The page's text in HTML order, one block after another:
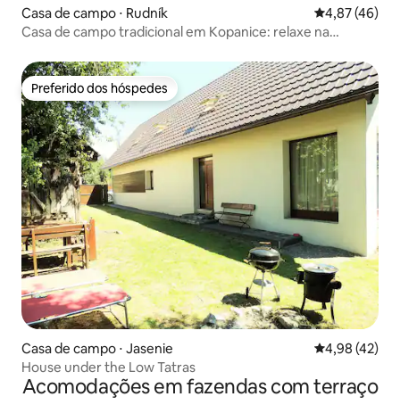
Casa de campo ⋅ Rudník 4,87 de uma
4,87 (46)
Casa de campo tradicional em Kopanice: relaxe na
Preferido dos hóspedes
Preferido dos hóspedes
Casa de campo ⋅ Jasenie 4,98 de uma
4,98 (42)
House under the Low Tatras
Acomodações em fazendas com terraço